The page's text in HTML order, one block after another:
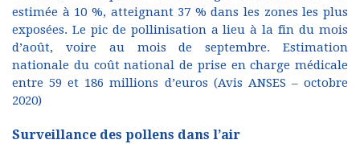
estimée à 10 %, atteignant 37 % dans les zones les plus
exposées. Le pic de pollinisation a lieu à la fin du mois
d’août, voire au mois de septembre. Estimation
nationale du coût national de prise en charge médicale
entre 59 et 186 millions d’euros (Avis ANSES – octobre
2020)
Surveillance des pollens dans l’air